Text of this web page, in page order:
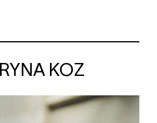
KOZ